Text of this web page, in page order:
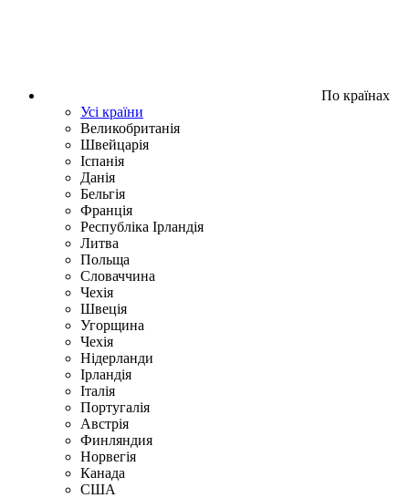
По країнах
Усі країни
Великобританія
Швейцарія
Іспанія
Данія
Бельгія
Франція
Республіка Ірландія
Литва
Польща
Словаччина
Чехія
Швецiя
Угорщина
Чехія
Нідерланди
Iрландія
Iталiя
Португалія
Австрія
Финляндия
Норвегія
Канада
США